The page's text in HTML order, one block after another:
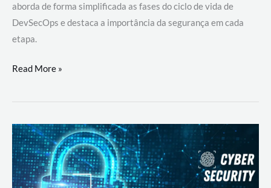
aborda de forma simplificada as fases do ciclo de vida de
DevSecOps e destaca a importância da segurança em cada
etapa.
DevSecOps
Prática:
Desenvolvimento,
Segurança
e
Operações
Read More »